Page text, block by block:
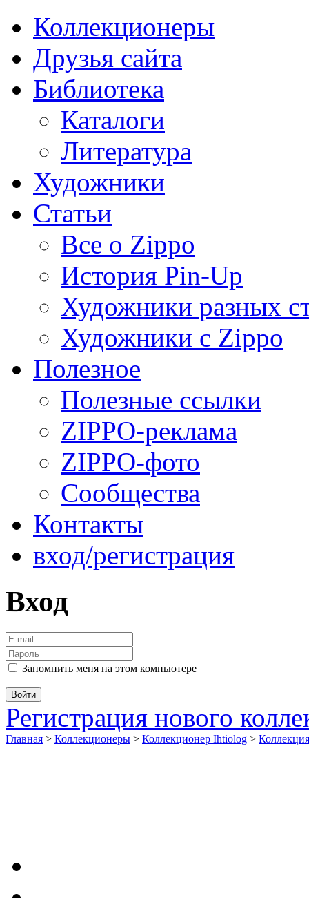
Коллекционеры
Друзья сайта
Библиотека
Каталоги
Литература
Художники
Статьи
Все о Zippo
История Pin-Up
Художники разных
Художники с Zippo
Полезное
Полезные ссылки
ZIPPO-реклама
ZIPPO-фото
Сообщества
Контакты
вход/регистрация
Вход
Запомнить меня на этом компьютере
Регистрация нового
Главная > Коллекционеры > Коллекционер Ihtiolog >